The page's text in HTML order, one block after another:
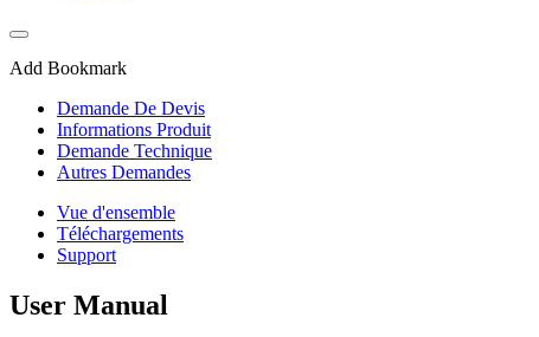
Add Bookmark
Demande De Devis
Informations Produit
Demande Technique
Autres Demandes
Vue d'ensemble
Téléchargements
Support
User Manual